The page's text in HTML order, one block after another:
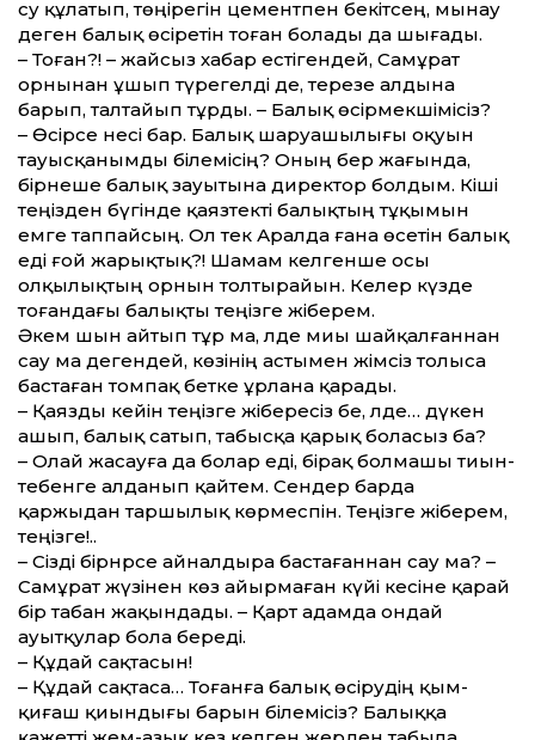
су құлатып, төңірегін цементпен бекітсең, мынау
деген балық өсіретін тоған болады да шығады.
– Тоған?! – жайсыз хабар естігендей, Самұрат
орнынан ұшып түрегелді де, терезе алдына
барып, талтайып тұрды. – Балық өсірмекшімісіз?
– Өсірсе несі бар. Балық шаруашылығы оқуын
тауысқанымды білемісің? Оның бер жағында,
бірнеше балық зауытына директор болдым. Кіші
теңізден бүгінде қаязтекті балықтың тұқымын
емге таппайсың. Ол тек Аралда ғана өсетін балық
еді ғой жарықтық?! Шамам келгенше осы
олқылықтың орнын толтырайын. Келер күзде
тоғандағы балықты теңізге жіберем.
Әкем шын айтып тұр ма, әлде миы шайқалған­нан
сау ма дегендей, көзінің астымен әжімсіз толыса
бастаған томпақ бетке ұрлана қарады.
– Қаязды кейін теңізге жібересіз бе, әлде… дүкен
ашып, балық сатып, табысқа қарық боласыз ба?
– Олай жасауға да болар еді, бірақ болмашы тиын-
тебенге алданып қайтем. Сендер барда
қаржыдан таршылық көрмеспін. Теңізге жіберем,
теңізге!..
– Сізді бірнәрсе айналдыра бастағаннан сау ма? –
Самұрат жүзінен көз айырмаған күйі әкесіне қарай
бір табан жақындады. – Қарт адамда ондай
ауытқулар бола береді.
– Құдай сақтасын!
– Құдай сақтаса… Тоғанға балық өсірудің қым-
қиғаш қиындығы барын білемісіз? Балыққа